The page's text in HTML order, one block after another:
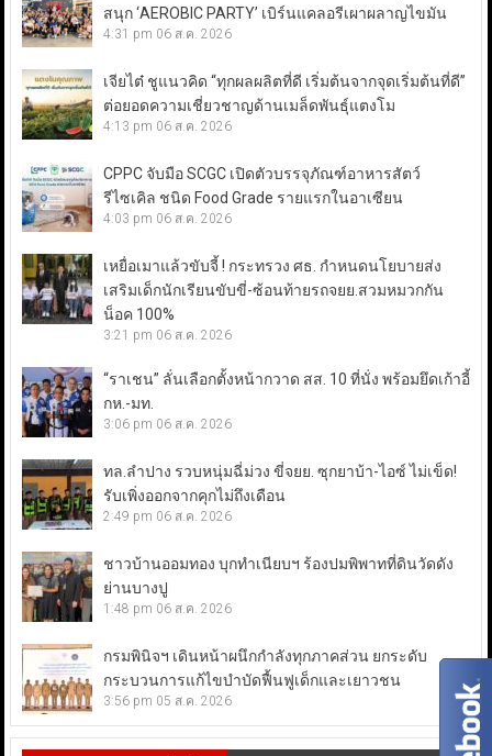
สนุก ‘AEROBIC PARTY’ เบิร์นแคลอรีเผาผลาญไขมัน
4:31 pm 06 ส.ค. 2026
เจียไต๋ ชูแนวคิด “ทุกผลผลิตที่ดี เริ่มต้นจากจุดเริ่มต้นที่ดี”
ต่อยอดความเชี่ยวชาญด้านเมล็ดพันธุ์แตงโม
4:13 pm 06 ส.ค. 2026
CPPC จับมือ SCGC เปิดตัวบรรจุภัณฑ์อาหารสัตว์
รีไซเคิล ชนิด Food Grade รายแรกในอาเซียน
4:03 pm 06 ส.ค. 2026
เหยื่อเมาแล้วขับจี้ ! กระทรวง ศธ. กำหนดนโยบายส่ง
เสริมเด็กนักเรียนขับขี่-ซ้อนท้ายรถจยย.สวมหมวกกัน
น็อค 100%
3:21 pm 06 ส.ค. 2026
“ราเชน” ลั่นเลือกตั้งหน้ากวาด สส. 10 ที่นั่ง พร้อมยึดเก้าอี้
กห.-มท.
3:06 pm 06 ส.ค. 2026
ทล.ลำปาง รวบหนุ่มฉี่ม่วง ขี่จยย. ซุกยาบ้า-ไอซ์ ไม่เข็ด!
รับเพิ่งออกจากคุกไม่ถึงเดือน
2:49 pm 06 ส.ค. 2026
ชาวบ้านออมทอง บุกทำเนียบฯ ร้องปมพิพาทที่ดินวัดดัง
ย่านบางปู
1:48 pm 06 ส.ค. 2026
กรมพินิจฯ เดินหน้าผนึกกำลังทุกภาคส่วน ยกระดับ
กระบวนการแก้ไขบำบัดฟื้นฟูเด็กและเยาวชน
3:56 pm 05 ส.ค. 2026